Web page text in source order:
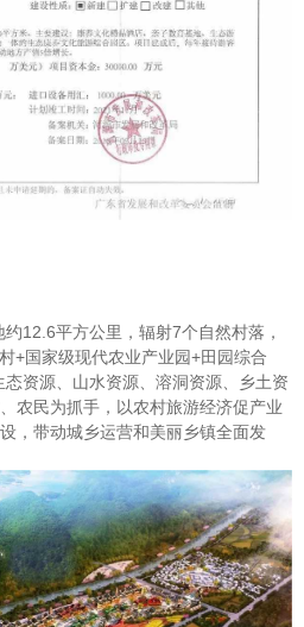
12.6平方公里，辐射7个自然村落，
+国家级现代农业产业园+田园综合
资源、山水资源、溶洞资源、乡土资
农民为抓手，以农村旅游经济促产业
，带动城乡运营和美丽乡镇全面发